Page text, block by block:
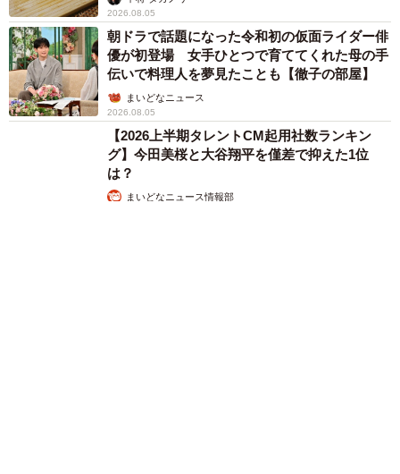
2026.08.05
朝ドラで話題になった令和初の仮面ライダー俳
優が初登場 女手ひとつで育ててくれた母の手
伝いで料理人を夢見たことも【徹子の部屋】
まいどなニュース
2026.08.05
【2026上半期タレントCM起用社数ランキン
グ】今田美桜と大谷翔平を僅差で抑えた1位
は？
まいどなニュース情報部